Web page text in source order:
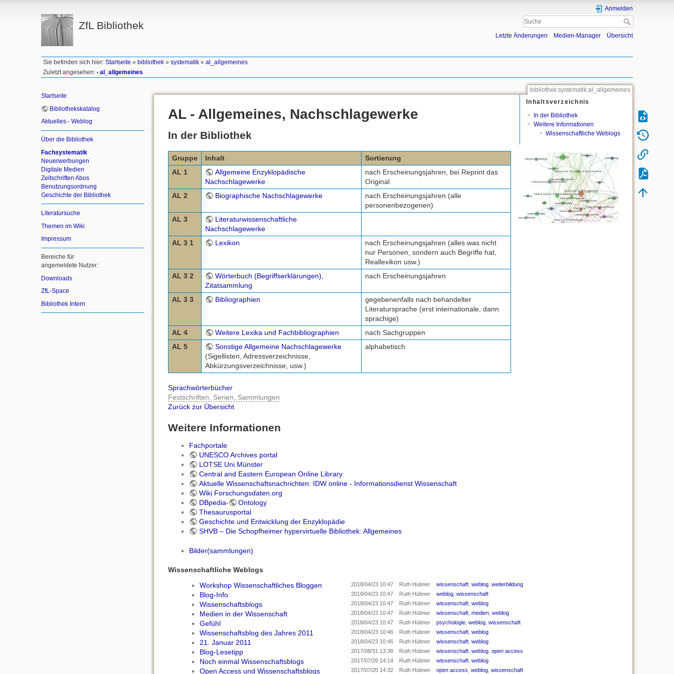
ZfL Bibliothek
Anmelden
Letzte Änderungen Medien-Manager Übersicht
Sie befinden sich hier:Startseite » bibliothek »systematik »al_allgemeines
Zuletzt angesehen: • al_allgemeines
Startseite
Bibliothekskatalog
Aktuelles - Weblog
Über die Bibliothek
Fachsystematik
Neuerwerbungen
Digitale Medien
Zeitschriften Abos
Benutzungsordnung
Geschichte der Bibliothek
Literatursuche
Themen im Wiki
Impressum
Bereiche für
angemeldete Nutzer:
Downloads
ZfL-Space
Bibliothek Intern
bibliothek:systematik:al_allgemeines
Inhaltsverzeichnis
In der Bibliothek
Weitere Informationen
Wissenschaftliche Weblogs
AL - Allgemeines, Nachschlagewerke
In der Bibliothek
Gruppe Inhalt
Sortierung
AL 1
Allgemeine Enzyklopädische
Nachschlagewerke
nach Erscheinungsjahren, bei Reprint das
Original
AL 2
Biographische Nachschlagewerke
nach Erscheinungsjahren (alle
personenbezogenen)
AL 3
Literaturwissenschaftliche
Nachschlagewerke
AL 3 1
Lexikon
nach Erscheinungsjahren (alles was nicht
nur Personen, sondern auch Begriffe hat,
Reallexikon usw.)
AL 3 2
Wörterbuch (Begriffserklärungen),
Zitatsammlung
nach Erscheinungsjahren
AL 3 3 Bibliographien
gegebenenfalls nach behandelter
Literatursprache (erst internationale, dann
sprachige)
AL 4
Weitere Lexika und Fachbibliographien
nach Sachgruppen
AL 5
Sonstige Allgemeine Nachschlagewerke
(Sigellisten, Adressverzeichnisse,
Abkürzungsverzeichnisse, usw.)
alphabetisch
Sprachwörterbücher
Festschriften, Serien, Sammlungen
Zurück zur Übersicht
Weitere Informationen
Fachportale
UNESCO Archives portal
LOTSE Uni Münster
Central and Eastern European Online Library
Aktuelle Wissenschaftsnachrichten: IDW online - Informationsdienst Wissenschaft
Wiki Forschungsdaten.org
DBpedia-
Ontology
Thesaurusportal
Geschichte und Entwicklung der Enzyklopädie
SHVB – Die Schopfheimer hypervirtuelle Bibliothek: Allgemeines
Bilder(sammlungen)
Wissenschaftliche Weblogs
Workshop Wissenschaftliches Bloggen
2018/04/23 10:47 Ruth Hübner wissenschaft weblog weiterbildung
Blog-Info 2018/04/23 10:47 Ruth Hübner weblog wissenschaft
Wissenschaftsblogs 2018/04/23 10:47 Ruth Hübner wissenschaft weblog
Medien in der Wissenschaft 2018/04/23 10:47 Ruth Hübner wissenschaft medien weblog
Gefühl 2018/04/23 10:47 Ruth Hübner psychologie weblog wissenschaft
Wissenschaftsblog des Jahres 2011 2018/04/23 10:46 Ruth Hübner wissenschaft weblog
21. Januar 2011 2018/04/23 10:46 Ruth Hübner wissenschaft weblog
Blog-Lesetipp 2017/08/31 13:38 Ruth Hübner wissenschaft weblog open access
Noch einmal Wissenschaftsblogs 2017/07/26 14:14 Ruth Hübner wissenschaft weblog
Open Access und Wissenschaftsblogs 2017/07/20 14:32 Ruth Hübner open access weblog wissenschaft